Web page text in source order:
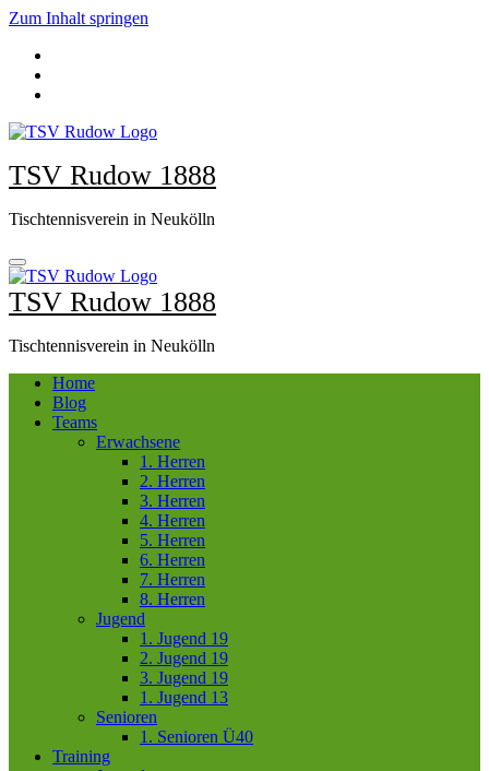
Zum Inhalt springen
TSV Rudow 1888
Tischtennisverein in Neukölln
TSV Rudow 1888
Tischtennisverein in Neukölln
Home
Blog
Teams
Erwachsene
1. Herren
2. Herren
3. Herren
4. Herren
5. Herren
6. Herren
7. Herren
8. Herren
Jugend
1. Jugend 19
2. Jugend 19
3. Jugend 19
1. Jugend 13
Senioren
1. Senioren Ü40
Training